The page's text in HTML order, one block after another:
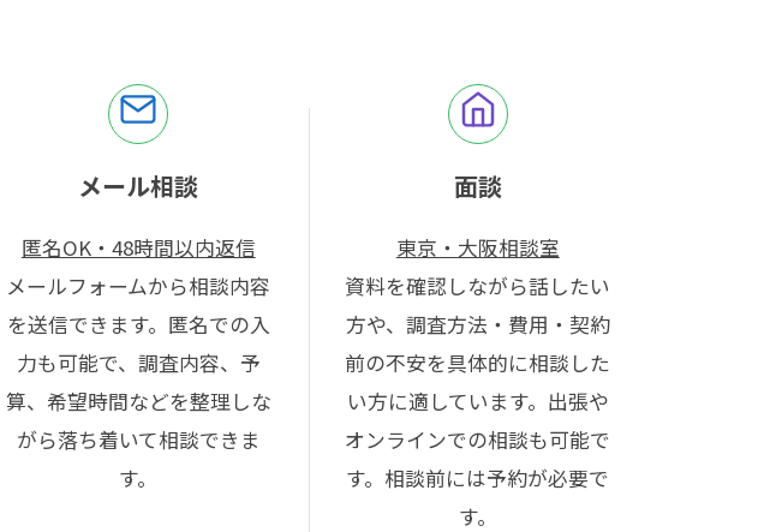
メール相談
匿名OK・48時間以内返信
メールフォームから相談内容
を送信できます。匿名での入
力も可能で、調査内容、予
算、希望時間などを整理しな
がら落ち着いて相談できま
す。
面談
東京・大阪相談室
資料を確認しながら話したい
方や、調査方法・費用・契約
前の不安を具体的に相談した
い方に適しています。出張や
オンラインでの相談も可能で
す。相談前には予約が必要で
す。